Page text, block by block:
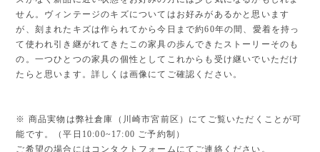
せん。ヴィンテージのキズについてはお好みがあるかと思います
が、刻まれたキズは作られてから今日まで約60年の間、愛着を持っ
て使われ引き継がれてきたこの家具の歩んできたストーリーそのも
の。一つひとつの家具の個性としてこれからも受け継いでいただけ
たらと思います。詳しくは画像にてご確認ください。
※ 商品実物は弊社倉庫（川崎市宮前区）にてご覧いただくことが可
能です。（平日10:00~17:00 ご予約制）
ご希望の場合にはコンタクトフォームにてご連絡ください。